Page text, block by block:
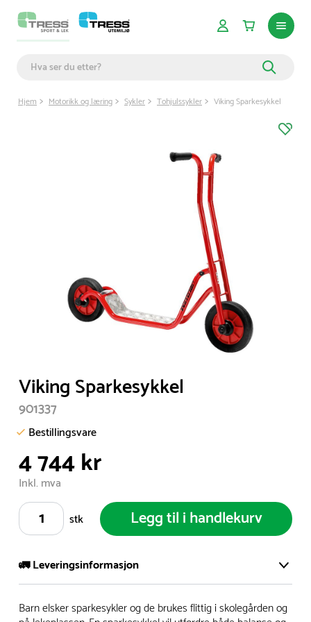
Hjem Motorikk og læring Sykler Tohjulssykler Viking Sparkesykkel
Item
1
of
1
Viking Sparkesykkel
901337
Bestillingsvare
4 744 kr
Inkl. mva
stk
Legg til i handlekurv
🚛 Leveringsinformasjon
Vi har et stort og effektivt lager i Skanderborg, Danmark -
Barn elsker sparkesykler og de brukes flittig i skolegården og